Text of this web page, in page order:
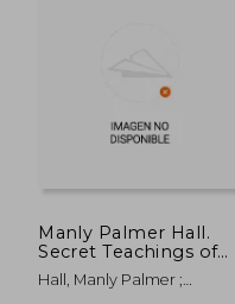
Manly Palmer Hall.
Secret Teachings of
All Ages (en Inglés)
Hall, Manly Palmer ;